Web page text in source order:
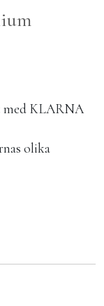
med KLARNA
olika